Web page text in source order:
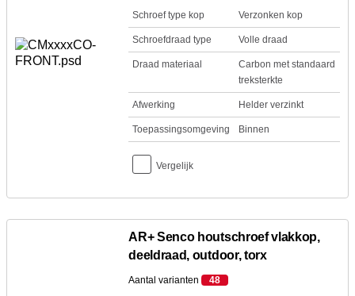
Schroef type kop Verzonken kop
Schroefdraad type Volle draad
Draad materiaal
Carbon met standaard
treksterkte
Afwerking Helder verzinkt
Toepassingsomgeving Binnen
Vergelijk
AR+ Senco houtschroef vlakkop,
deeldraad, outdoor, torx
Aantal varianten 48